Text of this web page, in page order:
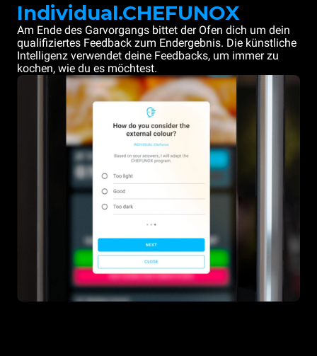
Individual.CHEFUNOX
Am Ende des Garvorgangs bittet der Ofen dich um dein
qualifiziertes Feedback zum Endergebnis. Die künstliche
Intelligenz verwendet deine Feedbacks, um immer zu
kochen, wie du es möchtest.